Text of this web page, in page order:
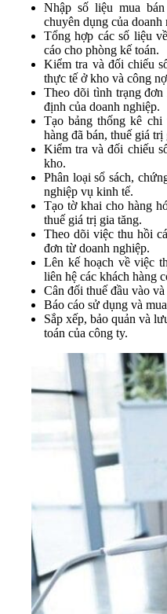
Nhập số liệu mua
chuyên dụng của doanh
Tổng hợp các số liệu
cáo cho phòng kế toán.
Kiểm tra và đối chiếu
thực tế ở kho và công
Theo dõi tình trạng
định của doanh nghiệp.
Tạo bảng thống kê
hàng đã bán, thuế giá trị
Kiểm tra và đối chiếu
kho.
Phân loại sổ sách,
nghiệp vụ kinh tế.
Tạo tờ khai cho hàng
thuế giá trị gia tăng.
Theo dõi việc thu hồi
đơn từ doanh nghiệp.
Lên kế hoạch về việc
liên hệ các khách hàng
Cân đối thuế đầu vào
Báo cáo sử dụng và
Sắp xếp, bảo quản và
toán của công ty.